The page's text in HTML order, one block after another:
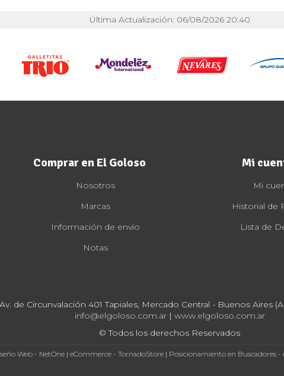
Última Actualización: 06/08/2026 20:40
Comprar en El Goloso
Nosotros
Marcas
Información de envío
Notas
Mi
Mi
Historial de
Lista de
de Circunvalación 401 Tapiales, Mercado Central - Buenos Aires
info@elgoloso.com.ar| www.elgoloso.com.ar
© Todos los derechos Reservados
Web - NetOne| eCommerce - TornadoStore| Posicionamiento en Buscadores